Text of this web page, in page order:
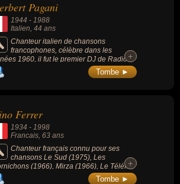
Pagani
1944 - 1988
Italien, 44 ans
Chanteur italien de chansons
francophones, célèbre dans les
1960, il fut le premier DJ de Radio
Carlo.
+
+
Tombe ►
Ferrer
1934 - 1998
Francais , 63 ans
Chanteur français connu pour ses
chansons Le Sud (1975), Les
(1966), Mirza (1966), Le Téléfon
ou La Rua Madureira (1969).
+
+
Tombe ►